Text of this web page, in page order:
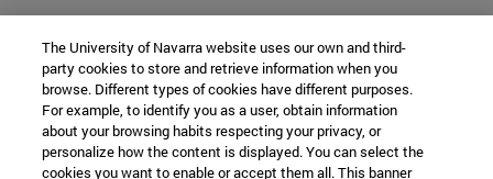
The University of Navarra website uses our own and third-
party cookies to store and retrieve information when you
browse. Different types of cookies have different purposes.
For example, to identify you as a user, obtain information
about your browsing habits respecting your privacy, or
personalize how the content is displayed. You can select the
cookies you want to enable or accept them all. This banner